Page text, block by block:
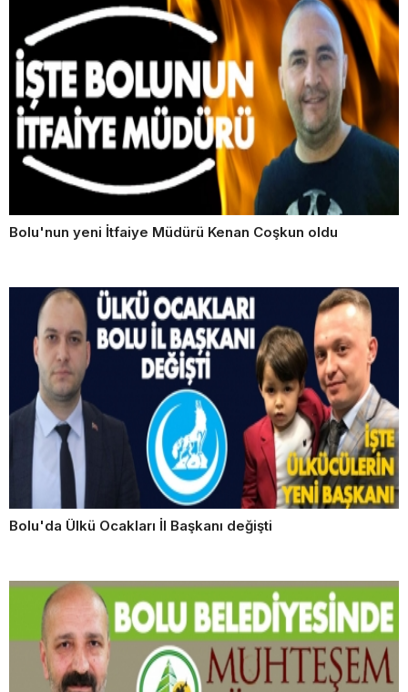
Bolu'nun yeni İtfaiye Müdürü Kenan Coşkun oldu
Bolu'da Ülkü Ocakları İl Başkanı değişti